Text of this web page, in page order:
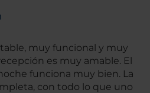
muy funcional y muy
es muy amable. El
funciona muy bien. La
con todo lo que uno